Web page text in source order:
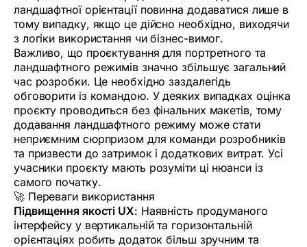
ландшафтної орієнтації повинна додаватися лише в
тому випадку, якщо це дійсно необхідно, виходячи
з логіки використання чи бізнес-вимог.
Важливо, що проєктування для портретного та
ландшафтного режимів значно збільшує загальний
час розробки. Це необхідно заздалегідь
обговорити із командою. У деяких випадках оцінка
проєкту проводиться без фінальних макетів, тому
додавання ландшафтного режиму може стати
неприємним сюрпризом для команди розробників
та призвести до затримок і додаткових витрат. Усі
учасники проєкту мають розуміти ці нюанси із
самого початку.
🚀 Переваги використання
Підвищення якості UX: Наявність продуманого
інтерфейсу у вертикальній та горизонтальній
орієнтаціях робить додаток більш зручним та